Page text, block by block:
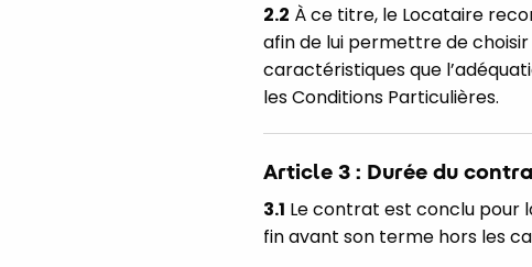
2.2 À ce titre, le Locataire
afin de lui permettre de
caractéristiques que
les Conditions Particulières.
Article 3 : Durée du
3.1 Le contrat est conclu pour
fin avant son terme hors les